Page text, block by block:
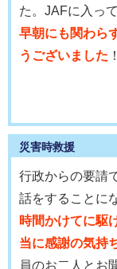
た。JAFに入っ
早朝にも関わら
うございました ！
災害時救援
行政からの要請
話をすることに
時間かけてに駆
当に感謝の気持
員のお二人とお